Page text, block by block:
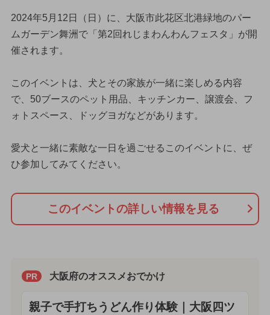
2024年5月12日（日）に、大阪市此花区北港緑地のパー
ムガーデン舞洲で「第2回れじまわんわんフェスタ」が開
催されます。
このイベントは、犬とその家族が一緒に楽しめる内容
で、50ブースのペット用品、キッチンカー、譲渡会、フ
ォトスペース、ドッグヨガなどがあります。
愛犬と一緒に素敵な一日を過ごせるこのイベントに、ぜ
ひ参加してみてください。
このイベントの詳しい情報を見る
PR 大阪府のオススメおでかけ
親子で手打ちうどん作り体験｜大阪四ツ